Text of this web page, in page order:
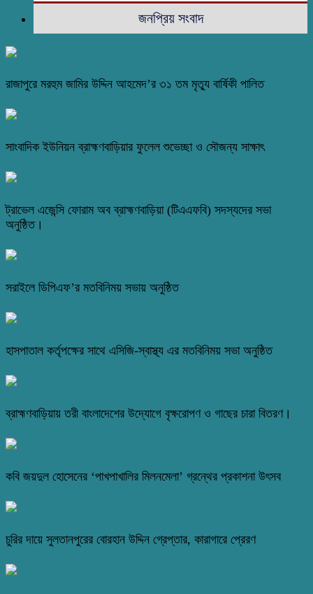
জনপ্রিয় সংবাদ
রাজাপুরে মরহুম জামির উদ্দিন আহমেদ’র ৩১ তম মৃত্যু বার্ষিকী পালিত
সাংবাদিক ইউনিয়ন ব্রাহ্মণবাড়িয়ার ফুলেল শুভেচ্ছা ও সৌজন্য সাক্ষাৎ
ট্রাভেল এজেন্সি ফোরাম অব ব্রাহ্মণবাড়িয়া (টিএএফবি) সদস্যদের সভা
অনুষ্ঠিত।
সরাইলে ডিপিএফ’র মতবিনিময় সভায় অনুষ্ঠিত
হাসপাতাল কর্তৃপক্ষের সাথে এসিজি-স্বাস্থ্য এর মতবিনিময় সভা অনুষ্ঠিত
ব্রাহ্মণবাড়িয়ায় তরী বাংলাদেশের উদ্যোগে বৃক্ষরোপণ ও গাছের চারা বিতরণ।
কবি জয়দুল হোসেনের ‘পাখপাখালির মিলনমেলা’ গ্রন্থের প্রকাশনা উৎসব
চুরির দায়ে সুলতানপুরের বোরহান উদ্দিন গ্রেপ্তার, কারাগারে প্রেরণ